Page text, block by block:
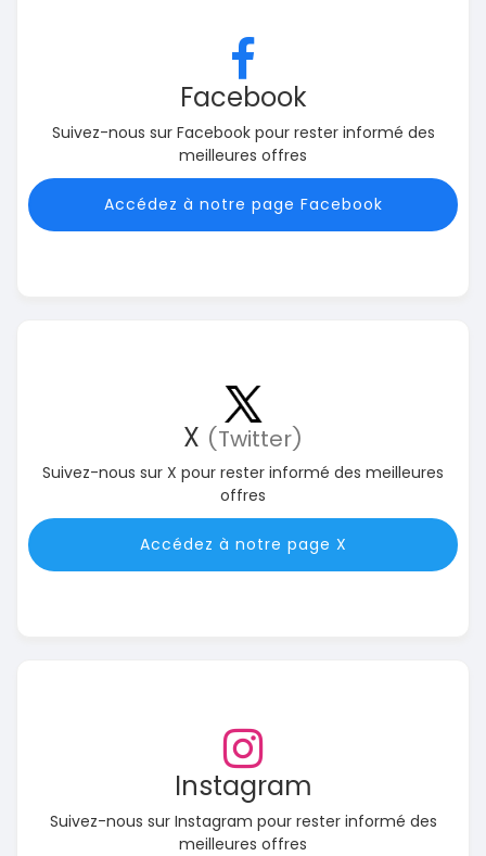
Facebook
Suivez-nous sur Facebook pour rester informé des
meilleures offres
Accédez à notre page Facebook
X (Twitter)
Suivez-nous sur X pour rester informé des meilleures
offres
Accédez à notre page X
Instagram
Suivez-nous sur Instagram pour rester informé des
meilleures offres